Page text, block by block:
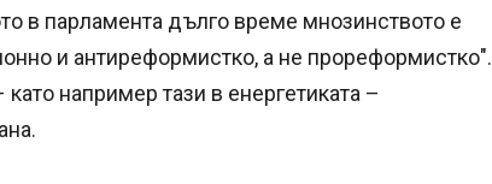
в парламента дълго време мнозинството е
и антиреформистко, а не прореформистко".
например тази в енергетиката –